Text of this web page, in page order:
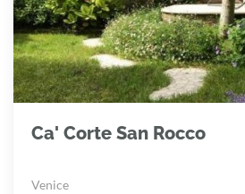
Ca' Corte San Rocco
Venice